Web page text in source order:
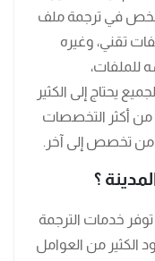
في ترجمة ملف
تقني، وغيره
للملفات،
أن الجميع يحتاج إلى الكثير
أكثر التخصصات
من تخصص إلى آخر.
؟
توفر خدمات الترجمة
الكثير من العوامل